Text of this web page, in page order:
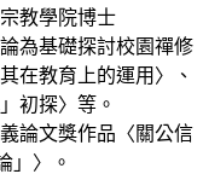
教學院博士
為基礎探討校園禪修
在教育上的運用〉、
初探〉等。
論文獎作品〈關公信
」〉。